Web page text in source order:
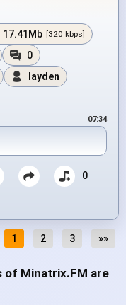
17.41Mb [320 kbps]
0
layden
07:34
0
1 2 3 »»
of Minatrix.FM are